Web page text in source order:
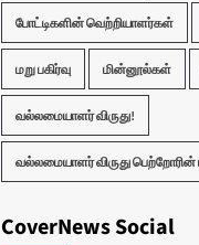
போட்டிகளின் வெற்றியாளர்கள்
மறு பகிர்வு மின்னூல்கள்
வல்லமையாளர் விருது!
வல்லமையாளர் விருது பெற்றோரின்
CoverNews Social